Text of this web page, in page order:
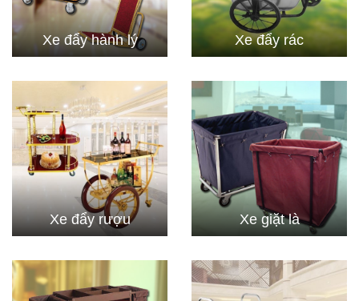
Xe đẩy hành lý Xe đẩy rác
Xe đẩy rượu Xe giặt là